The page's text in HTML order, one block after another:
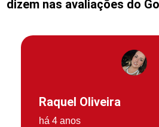
dizem nas avaliações do
Raquel Oliveira
há 4 anos